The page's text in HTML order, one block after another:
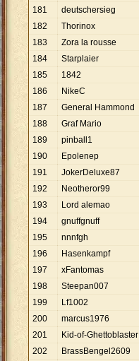
181
deutschersieg
182
Thorinox
183
Zora la rousse
184
Starplaier
185
1842
186
NikeC
187
General Hammond
188
Graf Mario
189
pinball1
190
Epolenep
191
JokerDeluxe87
192
Neotheror99
193
Lord alemao
194
gnuffgnuff
195
nnnfgh
196
Hasenkampf
197
xFantomas
198
Steepan007
199
Lf1002
200
marcus1976
201
Kid-of-Ghettoblaster
202
BrassBengel2609